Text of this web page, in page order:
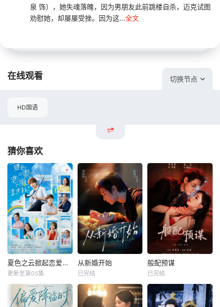
泉 饰），她失魂落魄，因为男朋友此前跳楼自杀，迈克试图
劝慰她，却屡屡受挫。因为这...全文
在线观看 切换节点
HD国语
猜你喜欢
夏色之云掀起恋爱与风暴
更新至第05集
从新婚开始
已完结
般配预谋
已完结